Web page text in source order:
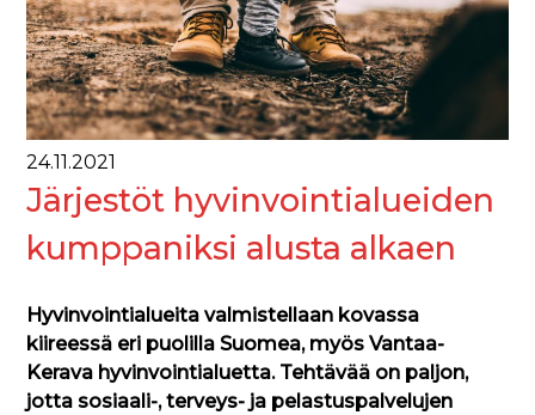
24.11.2021
Järjestöt hyvinvointialueiden
kumppaniksi alusta alkaen
Hyvinvointialueita valmistellaan kovassa
kiireessä eri puolilla Suomea, myös Vantaa-
Kerava hyvinvointialuetta. Tehtävää on paljon,
jotta sosiaali-, terveys- ja pelastuspalvelujen